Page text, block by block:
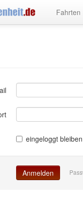
Fahrten
eingeloggt bleiben
Anmelden